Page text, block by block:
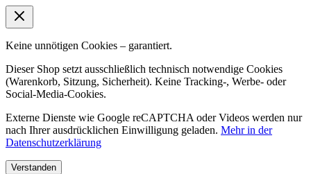
Keine unnötigen Cookies – garantiert.
Dieser Shop setzt ausschließlich technisch notwendige Cookies
(Warenkorb, Sitzung, Sicherheit). Keine Tracking-, Werbe- oder
Social-Media-Cookies.
Externe Dienste wie Google reCAPTCHA oder Videos werden nur
nach Ihrer ausdrücklichen Einwilligung geladen. Mehr in der
Datenschutzerklärung
Verstanden